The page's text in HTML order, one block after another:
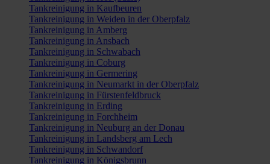
Tankreinigung in Kaufbeuren
Tankreinigung in Weiden in der Oberpfalz
Tankreinigung in Amberg
Tankreinigung in Ansbach
Tankreinigung in Schwabach
Tankreinigung in Coburg
Tankreinigung in Germering
Tankreinigung in Neumarkt in der Oberpfalz
Tankreinigung in Fürstenfeldbruck
Tankreinigung in Erding
Tankreinigung in Forchheim
Tankreinigung in Neuburg an der Donau
Tankreinigung in Landsberg am Lech
Tankreinigung in Schwandorf
Tankreinigung in Königsbrunn